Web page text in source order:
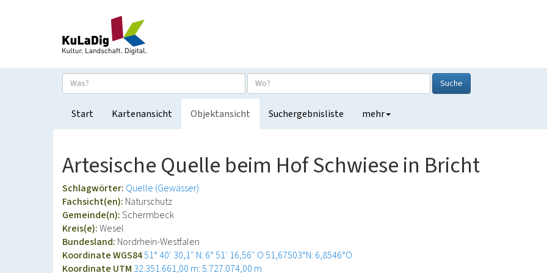
Suche
Start Kartenansicht Objektansicht Suchergebnisliste mehr
Artesische Quelle beim Hof Schwiese in Bricht
Schlagwörter: Quelle (Gewässer)
Fachsicht(en): Naturschutz
Gemeinde(n):Schermbeck
Kreis(e):Wesel
Bundesland: Nordrhein-Westfalen
Koordinate WGS8451° 40′ 30,1″ N: 6° 51′ 16,56″ O51,67503°N: 6,8546°O
Koordinate UTM 32.351.661,00 m: 5.727.074,00 m